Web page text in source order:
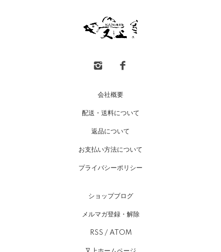
会社概要
配送・送料について
返品について
お支払い方法について
プライバシーポリシー
ショップブログ
メルマガ登録・解除
RSS / ATOM